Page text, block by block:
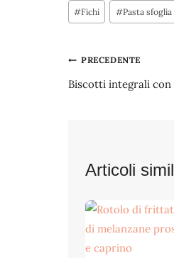
Tag
articolo:
#Fichi #Pasta sfoglia
Navigazione
articoli
PRECEDENTE
Biscotti integrali
Articoli